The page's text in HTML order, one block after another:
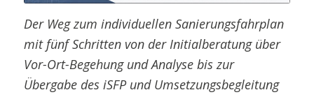
Der Weg zum individuellen Sanierungsfahrplan
mit fünf Schritten von der Initialberatung über
Vor-Ort-Begehung und Analyse bis zur
Übergabe des iSFP und Umsetzungsbegleitung